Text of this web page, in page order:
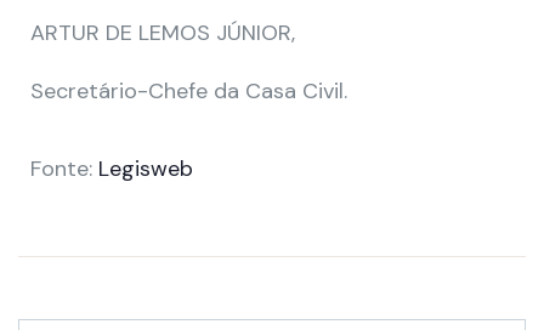
ARTUR DE LEMOS JÚNIOR,
Secretário-Chefe da Casa Civil.
Fonte: Legisweb